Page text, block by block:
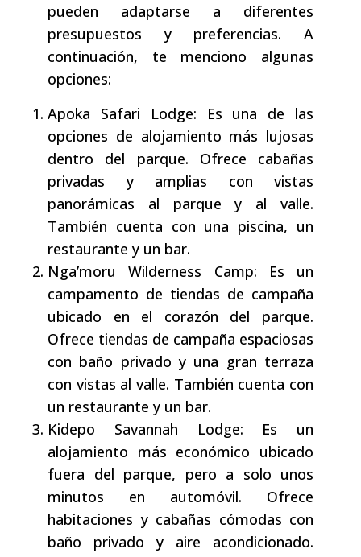
pueden adaptarse a diferentes
presupuestos y preferencias. A
continuación, te menciono algunas
opciones:
Apoka Safari Lodge: Es una de las
opciones de alojamiento más lujosas
dentro del parque. Ofrece cabañas
privadas y amplias con vistas
panorámicas al parque y al valle.
También cuenta con una piscina, un
restaurante y un bar.
Nga’moru Wilderness Camp: Es un
campamento de tiendas de campaña
ubicado en el corazón del parque.
Ofrece tiendas de campaña espaciosas
con baño privado y una gran terraza
con vistas al valle. También cuenta con
un restaurante y un bar.
Kidepo Savannah Lodge: Es un
alojamiento más económico ubicado
fuera del parque, pero a solo unos
minutos en automóvil. Ofrece
habitaciones y cabañas cómodas con
baño privado y aire acondicionado.